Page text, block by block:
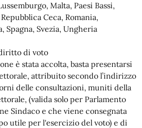
Malta, Paesi Bassi,
Ceca, Romania,
Spagna, Svezia, Ungheria
di voto
è stata accolta, basta presentarsi
attribuito secondo l’indirizzo
delle consultazioni, muniti della
(valida solo per Parlamento
Sindaco e che viene consegnata
utile per l'esercizio del voto) e di